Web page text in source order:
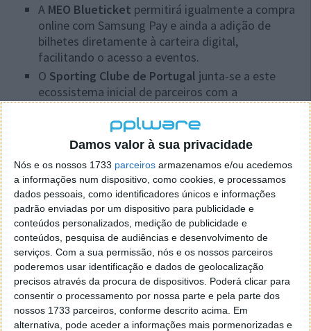
Damos valor à sua privacidade
Nós e os nossos 1733 parceiros armazenamos e/ou acedemos
a informações num dispositivo, como cookies, e processamos
dados pessoais, como identificadores únicos e informações
padrão enviadas por um dispositivo para publicidade e
conteúdos personalizados, medição de publicidade e
conteúdos, pesquisa de audiências e desenvolvimento de
serviços. Com a sua permissão, nós e os nossos parceiros
poderemos usar identificação e dados de geolocalização
precisos através da procura de dispositivos. Poderá clicar para
consentir o processamento por nossa parte e pela parte dos
nossos 1733 parceiros, conforme descrito acima. Em
alternativa, pode aceder a informações mais pormenorizadas e
A MEO Blueticket permitirá igualmente a compra
online com Samsung Pay e ainda a adição de
bilhetes diretamente à carteira digital,
facilitando o acesso a eventos.
O Sporting Clube de Portugal junta-se a este
ecossistema inicial de parceiros com a
integração dos bilhetes de época e cartão de
sócio, possibilitando aos seus adeptos não só
pagamentos online, como o acesso aos jogos no
Estádio e Pavilhão de forma mais simples e
prática.
O Sporting Clube de Portugal torna se uma
referência global para a Samsung Electronics,
por ser o primeiro clube do mundo a integrar
a entrada no estádio com a Samsung Wallet.
As colaborações com aAltice Pay, Easypay e
Paybyrdirão permitir pagamentos online a todos
os seus clientes que pretendam ativar a Samsung
Pay como forma de pagamento nas suas
plataformas.